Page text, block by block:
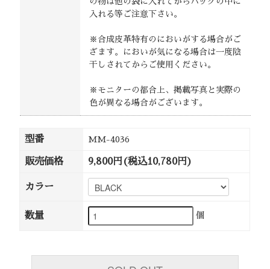
入れる等ご注意下さい。
※合成皮革特有のにおいがする場合がご
ざます。においが気になる場合は一度陰
干しされてからご使用ください。
※モニターの都合上、掲載写真と実際の
色が異なる場合がございます。
型番 MM-4036
販売価格 9,800円(税込10,780円)
カラー
数量 個